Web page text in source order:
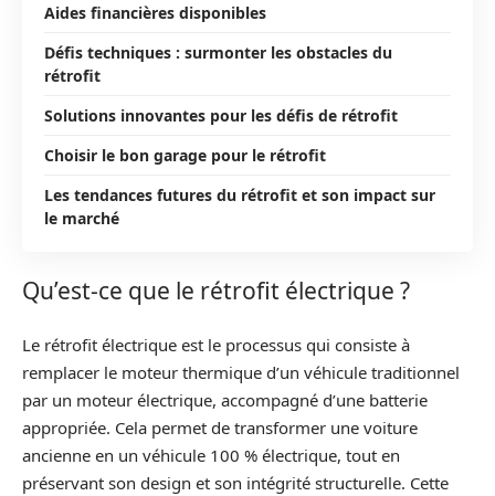
Aides financières disponibles
Défis techniques : surmonter les obstacles du
rétrofit
Solutions innovantes pour les défis de rétrofit
Choisir le bon garage pour le rétrofit
Les tendances futures du rétrofit et son impact sur
le marché
Qu’est-ce que le rétrofit électrique ?
Le rétrofit électrique est le processus qui consiste à
remplacer le moteur thermique d’un véhicule traditionnel
par un moteur électrique, accompagné d’une batterie
appropriée. Cela permet de transformer une voiture
ancienne en un véhicule 100 % électrique, tout en
préservant son design et son intégrité structurelle. Cette